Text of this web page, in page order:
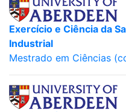
Exercício e Ciência da
Industrial
Mestrado em Ciências